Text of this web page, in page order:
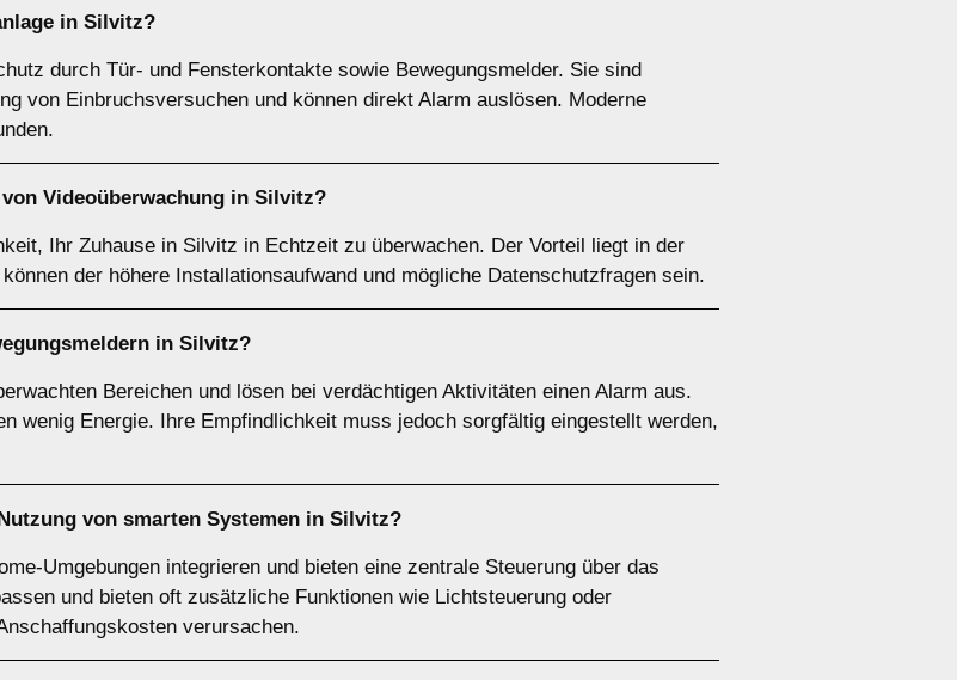
in Silvitz?
durch Tür- und Fensterkontakte sowie Bewegungsmelder. Sie sind
von Einbruchsversuchen und können direkt Alarm auslösen. Moderne
Videoüberwachung in Silvitz?
Ihr Zuhause in Silvitz in Echtzeit zu überwachen. Der Vorteil liegt in der
der höhere Installationsaufwand und mögliche Datenschutzfragen sein.
in Silvitz?
Bereichen und lösen bei verdächtigen Aktivitäten einen Alarm aus.
wenig Energie. Ihre Empfindlichkeit muss jedoch sorgfältig eingestellt werden,
von smarten Systemen in Silvitz?
Umgebungen integrieren und bieten eine zentrale Steuerung über das
und bieten oft zusätzliche Funktionen wie Lichtsteuerung oder
verursachen.